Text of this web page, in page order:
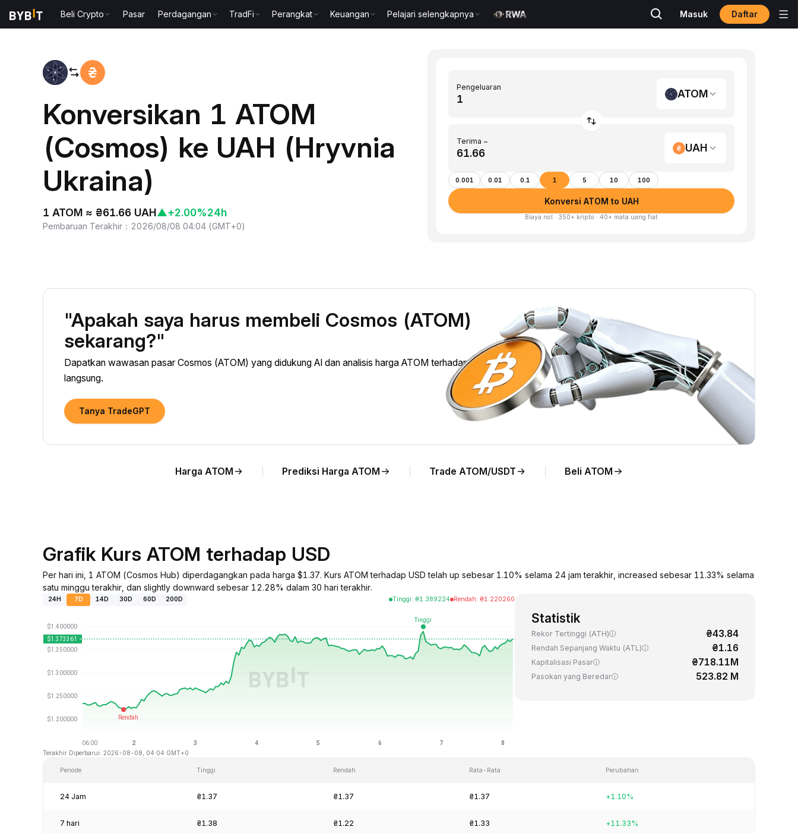
Beli Crypto Pasar Perdagangan TradFi Perangkat Keuangan Pelajari selengkapnya Masuk Daftar
Konversikan 1 ATOM
(Cosmos) ke UAH (Hryvnia
Ukraina)
1 ATOM ≈ ₴61.66 UAH▲+2.00%24h
Pembaruan Terakhir ： 2026/08/08 04:04 (GMT+0)
Pengeluaran
ATOM
Terima ~
UAH
0.001 0.01 0.1 1 5 10 100
Konversi ATOM to UAH
Biaya nol · 350+ kripto · 40+ mata uang fiat
"Apakah saya harus membeli Cosmos (ATOM)
sekarang?"
Dapatkan wawasan pasar Cosmos (ATOM) yang didukung AI dan analisis harga ATOM terhadap UAH secara
langsung.
Tanya TradeGPT
Harga ATOM Prediksi Harga ATOM Trade ATOM/USDT Beli ATOM
Grafik Kurs ATOM terhadap USD
Per hari ini, 1 ATOM (Cosmos Hub) diperdagangkan pada harga $1.37. Kurs ATOM terhadap USD telah up sebesar 1.10% selama 24 jam terakhir, increased sebesar 11.33% selama
satu minggu terakhir, dan slightly downward sebesar 12.28% dalam 30 hari terakhir.
24H 7D 14D 30D 60D 200D Tinggi: ₴1.389224 Rendah: ₴1.220260
Terakhir Diperbarui: 2026-08-08, 04:04 GMT+0
Statistik
Rekor Tertinggi (ATH) ₴43.84
Rendah Sepanjang Waktu (ATL) ₴1.16
Kapitalisasi Pasar ₴718.11M
Pasokan yang Beredar 523.82 M
Periode Tinggi Rendah Rata-Rata Perubahan
24 Jam ₴1.37 ₴1.37 ₴1.37 +1.10%
7 hari ₴1.38 ₴1.22 ₴1.33 +11.33%